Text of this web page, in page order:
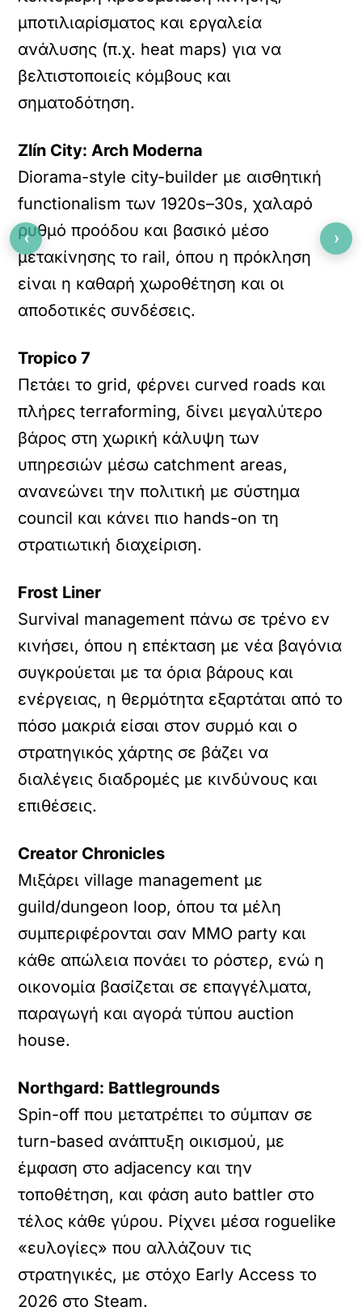
μποτιλιαρίσματος και εργαλεία
ανάλυσης (π.χ. heat maps) για να
βελτιστοποιείς κόμβους και
σηματοδότηση.
Zlín City: Arch Moderna
Diorama-style city-builder με αισθητική
functionalism των 1920s–30s, χαλαρό
ρυθμό προόδου και βασικό μέσο
μετακίνησης το rail, όπου η πρόκληση
είναι η καθαρή χωροθέτηση και οι
αποδοτικές συνδέσεις.
Tropico 7
Πετάει το grid, φέρνει curved roads και
πλήρες terraforming, δίνει μεγαλύτερο
βάρος στη χωρική κάλυψη των
υπηρεσιών μέσω catchment areas,
ανανεώνει την πολιτική με σύστημα
council και κάνει πιο hands-on τη
στρατιωτική διαχείριση.
Frost Liner
Survival management πάνω σε τρένο εν
κινήσει, όπου η επέκταση με νέα βαγόνια
συγκρούεται με τα όρια βάρους και
ενέργειας, η θερμότητα εξαρτάται από το
πόσο μακριά είσαι στον συρμό και ο
στρατηγικός χάρτης σε βάζει να
διαλέγεις διαδρομές με κινδύνους και
επιθέσεις.
Creator Chronicles
Μιξάρει village management με
guild/dungeon loop, όπου τα μέλη
συμπεριφέρονται σαν MMO party και
κάθε απώλεια πονάει το ρόστερ, ενώ η
οικονομία βασίζεται σε επαγγέλματα,
παραγωγή και αγορά τύπου auction
house.
Northgard: Battlegrounds
Spin-off που μετατρέπει το σύμπαν σε
turn-based ανάπτυξη οικισμού, με
έμφαση στο adjacency και την
τοποθέτηση, και φάση auto battler στο
τέλος κάθε γύρου. Ρίχνει μέσα roguelike
«ευλογίες» που αλλάζουν τις
στρατηγικές, με στόχο Early Access το
2026 στο Steam.
‹ ›